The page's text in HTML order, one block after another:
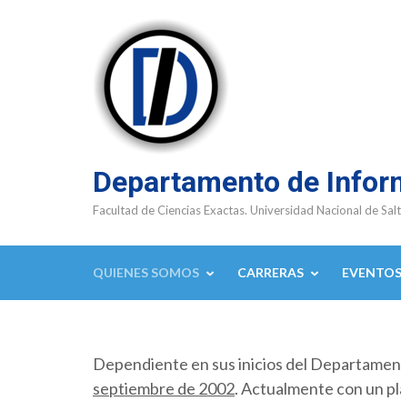
Departamento de
Facultad de Ciencias Exactas. Universidad Nacional de
QUIENES SOMOS CARRERAS EVENTOS
Dependiente en sus inicios del
septiembre de 2002. Actualmente con un